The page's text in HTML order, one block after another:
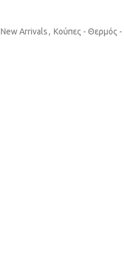
New Arrivals, Κούπες - Θερμός -